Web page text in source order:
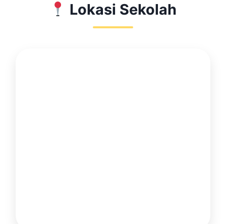
Lokasi Sekolah